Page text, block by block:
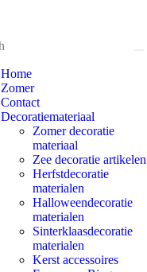
Home
Zomer
Contact
Decoratiemateriaal
Zomer decoratie
materiaal
Zee decoratie artikelen
Herfstdecoratie
materialen
Halloweendecoratie
materialen
Sinterklaasdecoratie
materialen
Kerst accessoires